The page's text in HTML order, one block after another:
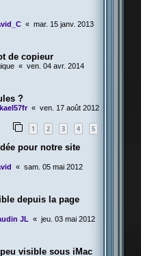
« mar. 15 janv. 2013
de copieur
« ven. 04 avr. 2014
?
« ven. 17 août 2012
1 2 3 4 5
pour notre site
« sam. 05 mai 2012
depuis la page
JL « jeu. 03 mai 2012
visible sous iMac